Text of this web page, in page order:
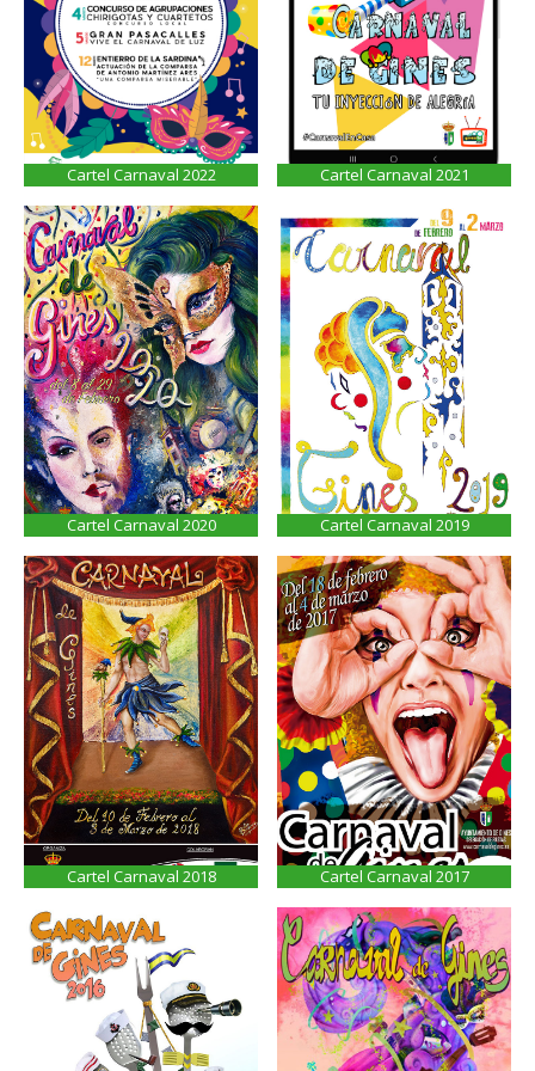
Cartel Carnaval 2022 Cartel Carnaval 2021
Cartel Carnaval 2020 Cartel Carnaval 2019
Cartel Carnaval 2018 Cartel Carnaval 2017